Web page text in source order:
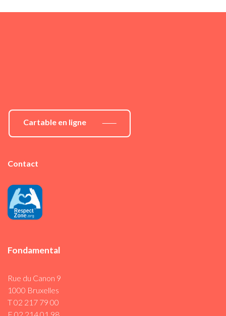
Cartable en ligne
Contact
Fondamental
Rue du Canon 9
1000 Bruxelles
T 02 217 79 00